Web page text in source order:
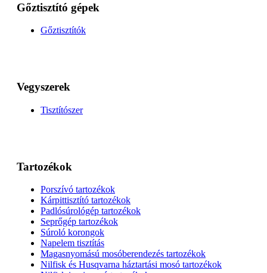
Gőztisztító gépek
Gőztisztítók
Vegyszerek
Tisztítószer
Tartozékok
Porszívó tartozékok
Kárpittisztító tartozékok
Padlósúrológép tartozékok
Seprőgép tartozékok
Súroló korongok
Napelem tisztítás
Magasnyomású mosóberendezés tartozékok
Nilfisk és Husqvarna háztartási mosó tartozékok